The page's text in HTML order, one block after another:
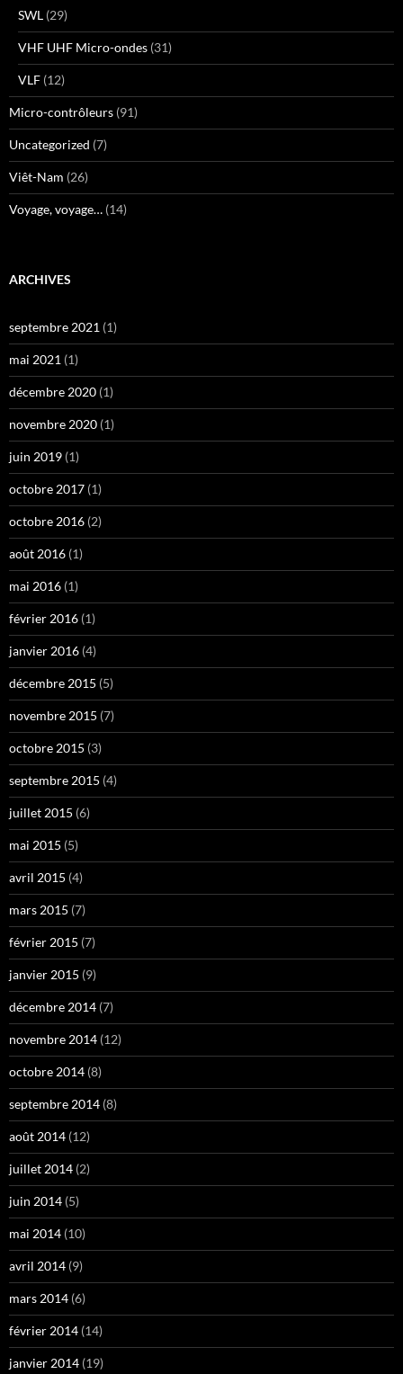
SWL (29)
VHF UHF Micro-ondes (31)
VLF (12)
Micro-contrôleurs (91)
Uncategorized (7)
Viêt-Nam (26)
Voyage, voyage… (14)
ARCHIVES
septembre 2021 (1)
mai 2021 (1)
décembre 2020 (1)
novembre 2020 (1)
juin 2019 (1)
octobre 2017 (1)
octobre 2016 (2)
août 2016 (1)
mai 2016 (1)
février 2016 (1)
janvier 2016 (4)
décembre 2015 (5)
novembre 2015 (7)
octobre 2015 (3)
septembre 2015 (4)
juillet 2015 (6)
mai 2015 (5)
avril 2015 (4)
mars 2015 (7)
février 2015 (7)
janvier 2015 (9)
décembre 2014 (7)
novembre 2014 (12)
octobre 2014 (8)
septembre 2014 (8)
août 2014 (12)
juillet 2014 (2)
juin 2014 (5)
mai 2014 (10)
avril 2014 (9)
mars 2014 (6)
février 2014 (14)
janvier 2014 (19)